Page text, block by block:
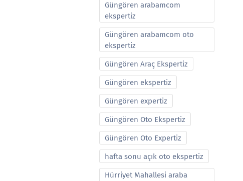
Güngören arabamcom
ekspertiz
Güngören arabamcom oto
ekspertiz
Güngören Araç Ekspertiz
Güngören ekspertiz
Güngören expertiz
Güngören Oto Ekspertiz
Güngören Oto Expertiz
hafta sonu açık oto ekspertiz
Hürriyet Mahallesi araba